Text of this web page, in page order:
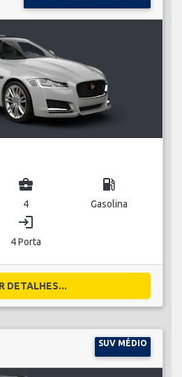
business_center
4
local_gas_station
Gasolina
login
4 Porta
DETALHES...
SUV MÉDIO